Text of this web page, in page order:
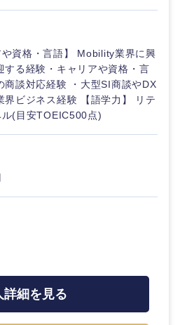
選択してください
選択してください
選択してください
環境
を選択してください
力ください
20代 30代
や資格・言語】 Mobility業界に興
する経験・キャリアや資格・言
商談対応経験 ・大型SI商談やDX
界ビジネス経験 【語学力】 リテ
(目安TOEIC500点)
詳細を見る